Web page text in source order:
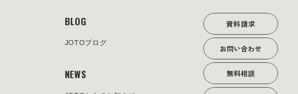
BLOG
JOTOブログ
NEWS
資料請求
お問い合わせ
無料相談